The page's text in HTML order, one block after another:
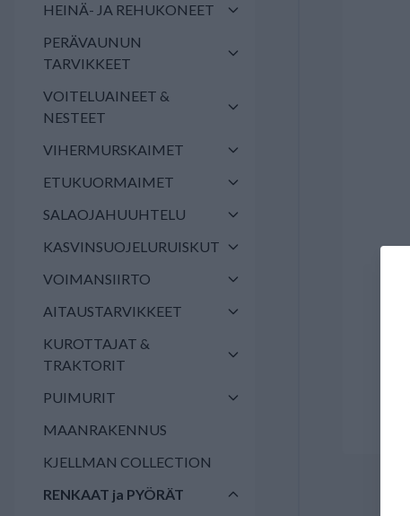
HEINÄ- JA REHUKONEET
PERÄVAUNUN
TARVIKKEET
VOITELUAINEET &
NESTEET
VIHERMURSKAIMET
ETUKUORMAIMET
SALAOJAHUUHTELU
KASVINSUOJELURUISKUT
VOIMANSIIRTO
AITAUSTARVIKKEET
KUROTTAJAT &
TRAKTORIT
PUIMURIT
MAANRAKENNUS
KJELLMAN COLLECTION
RENKAAT ja PYÖRÄT